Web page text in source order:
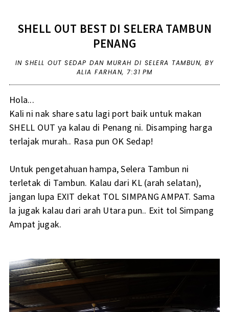
SHELL OUT BEST DI SELERA TAMBUN
PENANG
INSHELL OUT SEDAP DAN MURAH DI SELERA TAMBUN,BY
ALIA FARHAN, 7:31 PM
Hola...
Kali ni nak share satu lagi port baik untuk makan
SHELL OUT ya kalau di Penang ni. Disamping harga
terlajak murah.. Rasa pun OK Sedap!
Untuk pengetahuan hampa, Selera Tambun ni
terletak di Tambun. Kalau dari KL (arah selatan),
jangan lupa EXIT dekat TOL SIMPANG AMPAT. Sama
la jugak kalau dari arah Utara pun.. Exit tol Simpang
Ampat jugak.